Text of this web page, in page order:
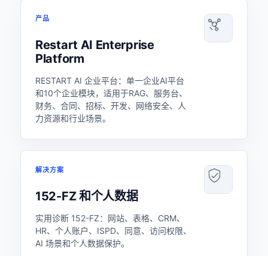
产品
Restart AI Enterprise
Platform
RESTART AI 企业平台：单一企业AI平台
和10个企业模块，适用于RAG、服务台、
财务、合同、招标、开发、网络安全、人
力资源和行业场景。
解决方案
152-FZ 和个人数据
实用诊断 152-FZ：网站、表格、CRM、
HR、个人账户、ISPD、同意、访问权限、
AI 场景和个人数据保护。